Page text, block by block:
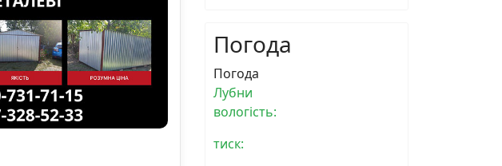
Погода
Погода
Лубни
вологість:
тиск: